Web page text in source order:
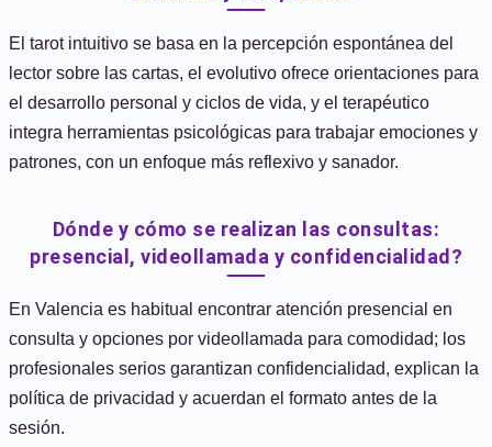
El tarot intuitivo se basa en la percepción espontánea del
lector sobre las cartas, el evolutivo ofrece orientaciones para
el desarrollo personal y ciclos de vida, y el terapéutico
integra herramientas psicológicas para trabajar emociones y
patrones, con un enfoque más reflexivo y sanador.
Dónde y cómo se realizan las consultas:
presencial, videollamada y confidencialidad?
En Valencia es habitual encontrar atención presencial en
consulta y opciones por videollamada para comodidad; los
profesionales serios garantizan confidencialidad, explican la
política de privacidad y acuerdan el formato antes de la
sesión.